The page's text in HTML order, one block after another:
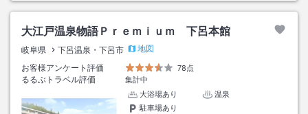
大江戸温泉物語Ｐｒｅｍｉｕｍ 下呂本館
岐阜県 下呂温泉・下呂市
地図
お客様アンケート評価
78点
るるぶトラベル評価
集計中
大浴場あり
温泉
駐車場あり